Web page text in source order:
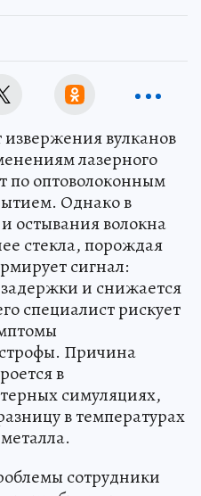
вулканов
лазерного
по оптоволоконным
Однако в
остывания волокна
стекла, порождая
сигнал:
и снижается
специалист рискует
Причина
в
симуляциях,
в температурах
сотрудники